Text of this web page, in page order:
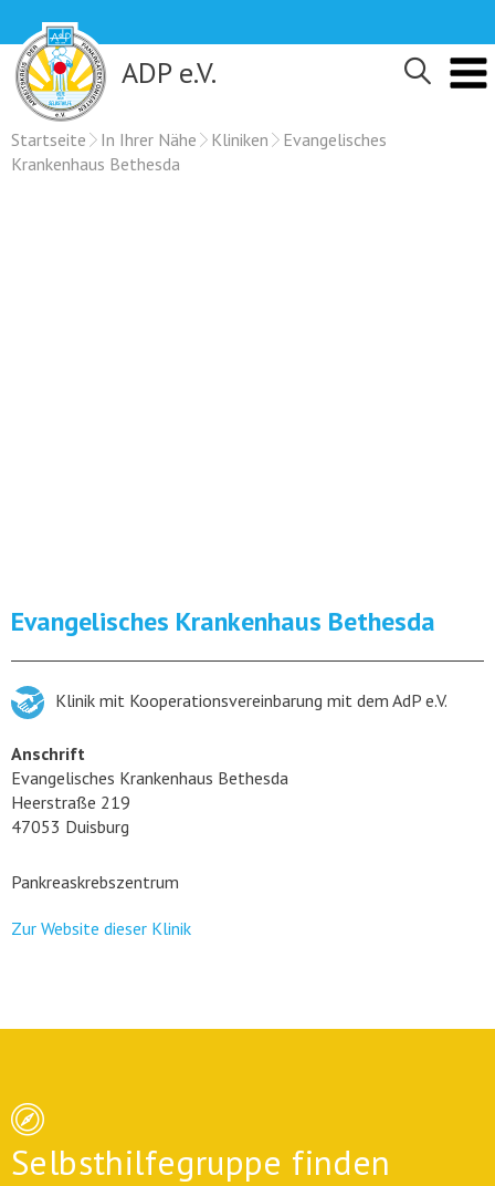
content
ADP e.V.
Startseite In Ihrer Nähe Kliniken
Evangelisches
Krankenhaus Bethesda
Evangelisches Krankenhaus Bethesda
Klinik mit Kooperationsvereinbarung mit dem AdP e.V.
Anschrift
Evangelisches Krankenhaus Bethesda
Heerstraße 219
47053 Duisburg
Pankreaskrebszentrum
Zur Website dieser Klinik
Selbsthilfegruppe finden